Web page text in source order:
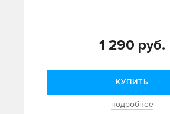
1 290 руб.
КУПИТЬ
подробнее